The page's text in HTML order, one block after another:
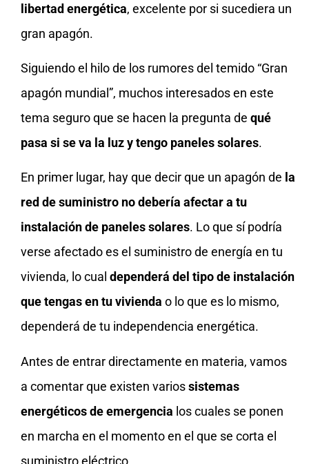
libertad energética, excelente por si sucediera un
gran apagón.
Siguiendo el hilo de los rumores del temido “Gran
apagón mundial”, muchos interesados en este
tema seguro que se hacen la pregunta de qué
pasa si se va la luz y tengo paneles solares.
En primer lugar, hay que decir que un apagón de la
red de suministro no debería afectar a tu
instalación de paneles solares. Lo que sí podría
verse afectado es el suministro de energía en tu
vivienda, lo cual dependerá del tipo de instalación
que tengas en tu vivienda o lo que es lo mismo,
dependerá de tu independencia energética.
Antes de entrar directamente en materia, vamos
a comentar que existen variossistemas
energéticos de emergencia los cuales se ponen
en marcha en el momento en el que se corta el
suministro eléctrico.